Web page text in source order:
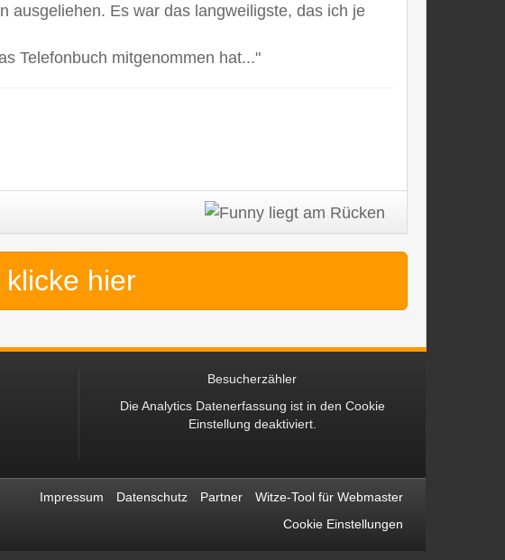
ausgeliehen. Es war das langweiligste, das ich je
Telefonbuch mitgenommen hat..."
klicke hier
Besucherzähler
Die Analytics Datenerfassung ist in den Cookie
Einstellung deaktiviert.
Impressum Datenschutz Partner
Witze-Tool für Webmaster
Cookie Einstellungen